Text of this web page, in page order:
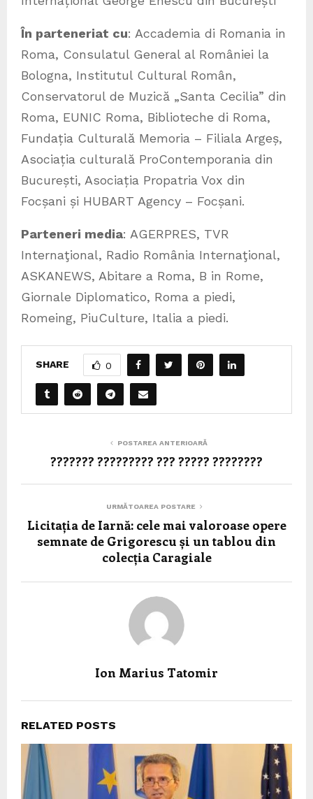
În parteneriat cu: Accademia di Romania in
Roma, Consulatul General al României la
Bologna, Institutul Cultural Român,
Conservatorul de Muzică „Santa Cecilia” din
Roma, EUNIC Roma, Biblioteche di Roma,
Fundația Culturală Memoria – Filiala Argeș,
Asociația culturală ProContemporania din
București, Asociația Propatria Vox din
Focșani și HUBART Agency – Focșani.
Parteneri media: AGERPRES, TVR
Internaţional, Radio România Internaţional,
ASKANEWS, Abitare a Roma, B in Rome,
Giornale Diplomatico, Roma a piedi,
Romeing, PiuCulture, Italia a piedi.
SHARE 0
POSTAREA ANTERIOARĂ
??????? ????????? ??? ????? ????????
URMĂTOAREA POSTARE
Licitația de Iarnă: cele mai valoroase opere
semnate de Grigorescu și un tablou din
colecția Caragiale
Ion Marius Tatomir
RELATED POSTS